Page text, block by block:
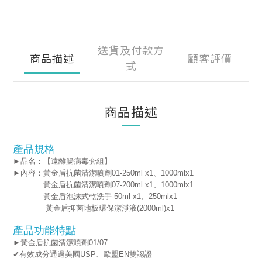
商品描述
送貨及付款方
式
顧客評價
商品描述
產品規格
►品名：【遠離腸病毒套組】
►內容：黃金盾抗菌清潔噴劑01-250ml x1、1000mlx1
黃金盾抗菌清潔噴劑07-200ml x1、1000mlx1
黃金盾泡沫式乾洗手-50ml x1、250mlx1
黃金盾抑菌地板環保潔淨液(2000ml)x1
產品功能特點
► 黃金盾抗菌清潔噴劑01/07
✔有效成分通過美國USP、歐盟EN雙認證